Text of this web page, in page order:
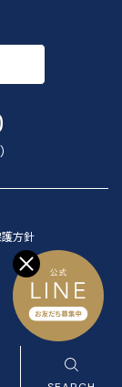
方針